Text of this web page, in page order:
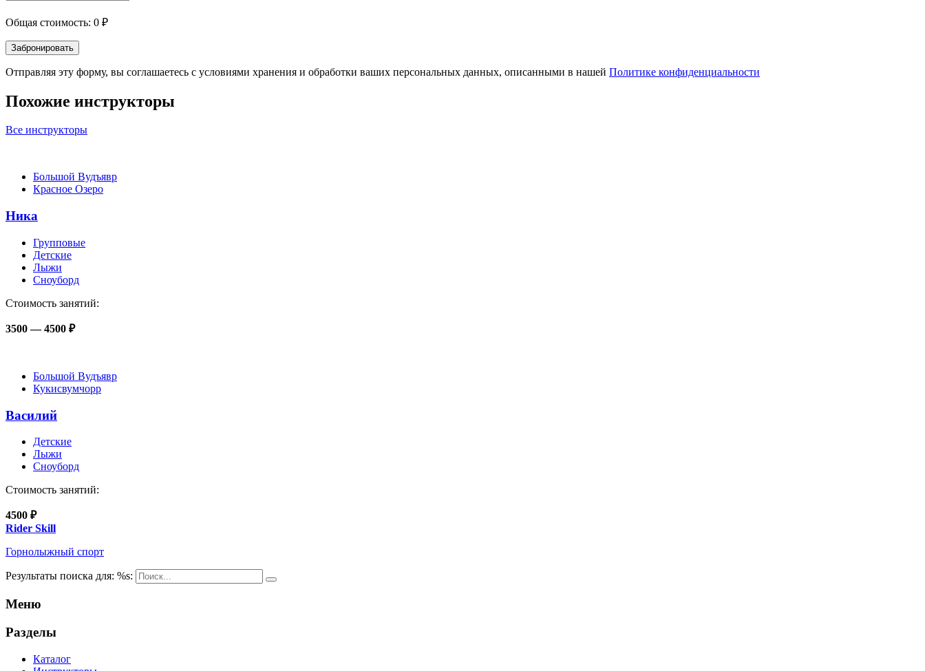
Общая стоимость: 0 ₽
Забронировать
Отправляя эту форму, вы соглашаетесь с условиями хранения и обработки ваших персональных данных, описанными в нашей Политике конфиденциальности
Похожие инструкторы
Все инструкторы
Большой Вудъявр
Красное Озеро
Ника
Групповые
Детские
Лыжи
Сноуборд
Стоимость занятий:
3500 — 4500 ₽
Большой Вудъявр
Кукисвумчорр
Василий
Детские
Лыжи
Сноуборд
Стоимость занятий:
4500 ₽
Rider Skill
Горнолыжный спорт
Результаты поиска для: %s:
Меню
Разделы
Каталог